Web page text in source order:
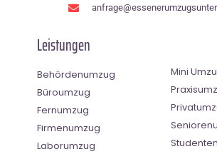
Leistungen
Behördenumzug
Büroumzug
Fernumzug
Firmenumzug
Laborumzug
Mini